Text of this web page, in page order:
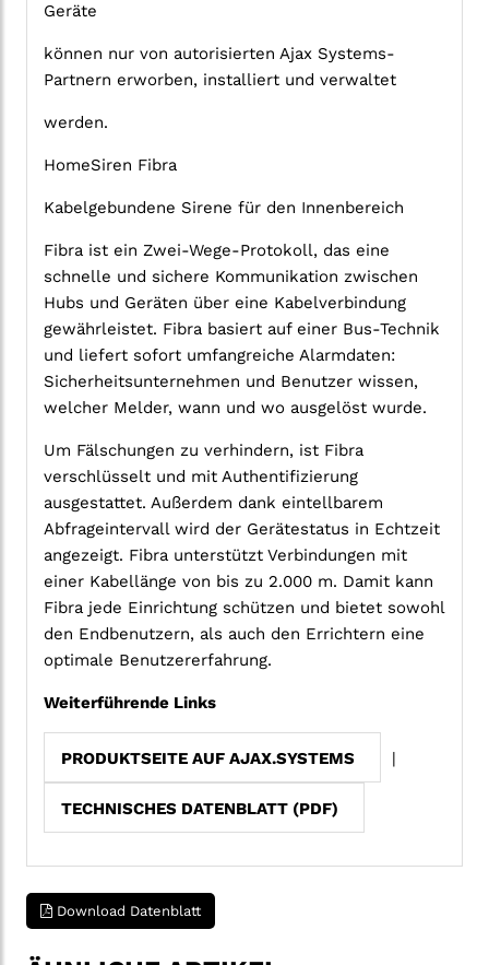
Geräte
können nur von autorisierten Ajax Systems-
Partnern erworben, installiert und verwaltet
werden.
HomeSiren Fibra
Kabelgebundene Sirene für den Innenbereich
Fibra ist ein Zwei-Wege-Protokoll, das eine
schnelle und sichere Kommunikation zwischen
Hubs und Geräten über eine Kabelverbindung
gewährleistet. Fibra basiert auf einer Bus-Technik
und liefert sofort umfangreiche Alarmdaten:
Sicherheitsunternehmen und Benutzer wissen,
welcher Melder, wann und wo ausgelöst wurde.
Um Fälschungen zu verhindern, ist Fibra
verschlüsselt und mit Authentifizierung
ausgestattet. Außerdem dank eintellbarem
Abfrageintervall wird der Gerätestatus in Echtzeit
angezeigt. Fibra unterstützt Verbindungen mit
einer Kabellänge von bis zu 2.000 m. Damit kann
Fibra jede Einrichtung schützen und bietet sowohl
den Endbenutzern, als auch den Errichtern eine
optimale Benutzererfahrung.
Weiterführende Links
PRODUKTSEITE AUF AJAX.SYSTEMS
TECHNISCHES DATENBLATT (PDF)
Download Datenblatt